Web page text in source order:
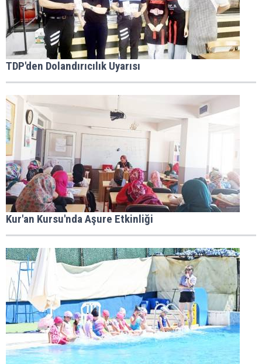
TDP'den Dolandırıcılık Uyarısı
Kur'an Kursu'nda Aşure Etkinliği